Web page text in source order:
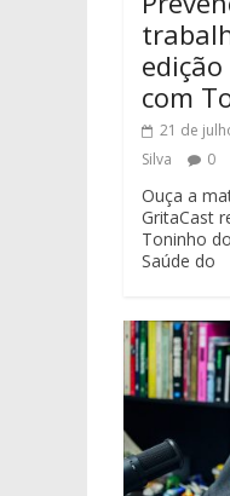
com
21 de
Silva
0
Ouça a
GritaCast
Toninho
Saúde do